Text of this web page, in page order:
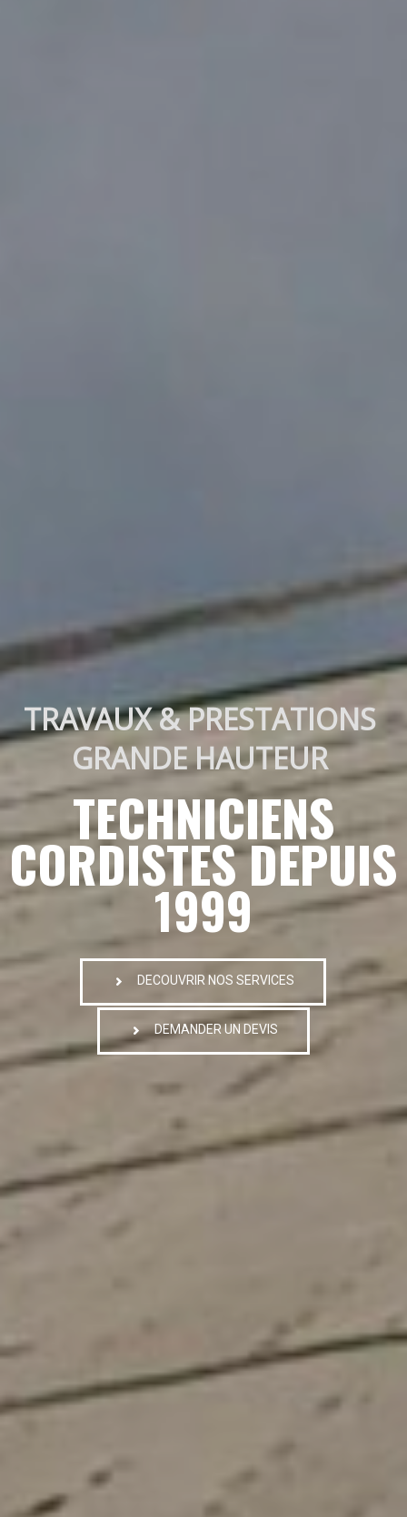
TRAVAUX & PRESTATIONS
GRANDE HAUTEUR
TECHNICIENS
CORDISTES DEPUIS
1999
DECOUVRIR NOS SERVICES
DEMANDER UN DEVIS